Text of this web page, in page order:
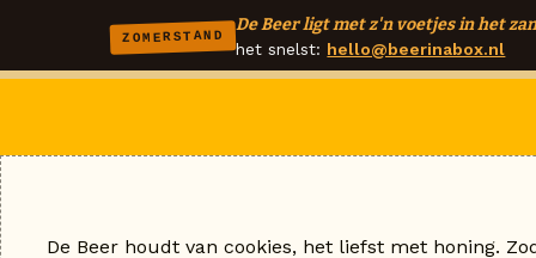
ZOMERSTAND
De Beer ligt met z'n voetjes in het
het snelst: hello@beerinabox.nl
De Beer houdt van cookies, het liefst met honing.